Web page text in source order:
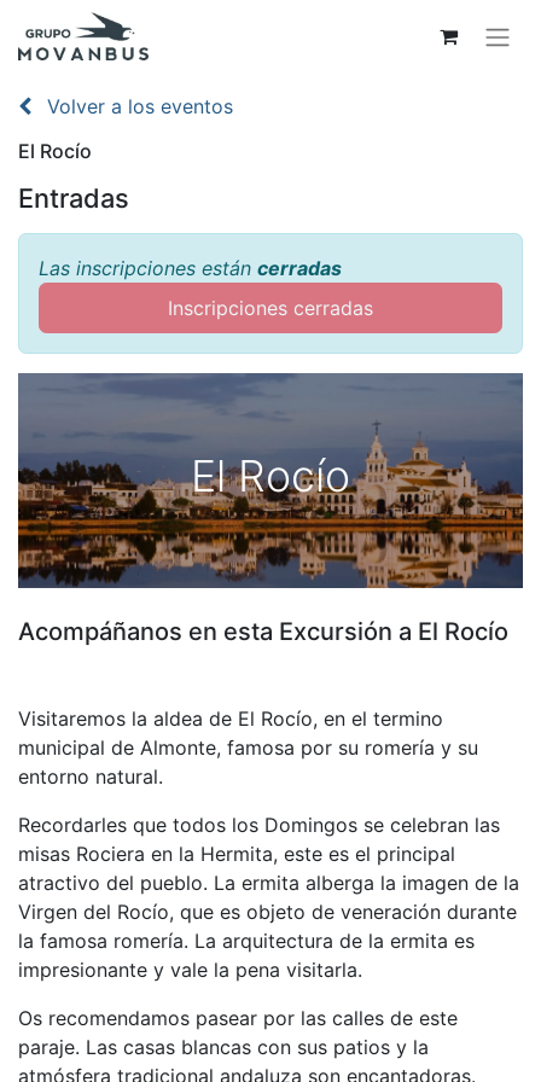
Volver a los eventos
El Rocío
Entradas
Las inscripciones están cerradas
Inscripciones cerradas
El Rocío
Acompáñanos en esta Excursión a El Rocío
Visitaremos la aldea de El Rocío, en el termino
municipal de Almonte, famosa por su romería y su
entorno natural.
Recordarles que todos los Domingos se celebran las
misas Rociera en la Hermita, este es el principal
atractivo del pueblo. La ermita alberga la imagen de la
Virgen del Rocío, que es objeto de veneración durante
la famosa romería. La arquitectura de la ermita es
impresionante y vale la pena visitarla.
Os recomendamos pasear por las calles de este
paraje. Las casas blancas con sus patios y la
atmósfera tradicional andaluza son encantadoras.